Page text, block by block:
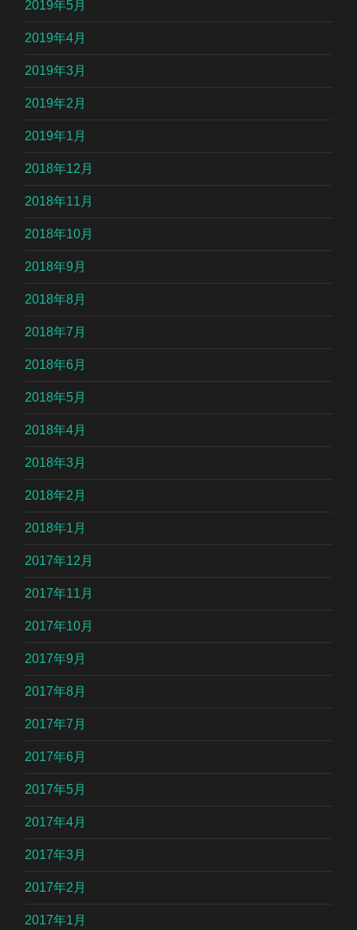
2019年5月
2019年4月
2019年3月
2019年2月
2019年1月
2018年12月
2018年11月
2018年10月
2018年9月
2018年8月
2018年7月
2018年6月
2018年5月
2018年4月
2018年3月
2018年2月
2018年1月
2017年12月
2017年11月
2017年10月
2017年9月
2017年8月
2017年7月
2017年6月
2017年5月
2017年4月
2017年3月
2017年2月
2017年1月